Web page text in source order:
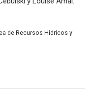
de Recursos Hídricos y